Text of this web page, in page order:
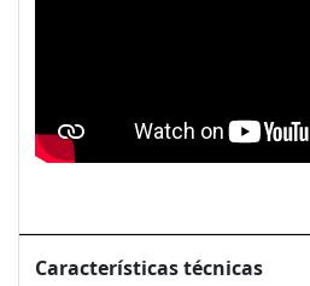
Características técnicas